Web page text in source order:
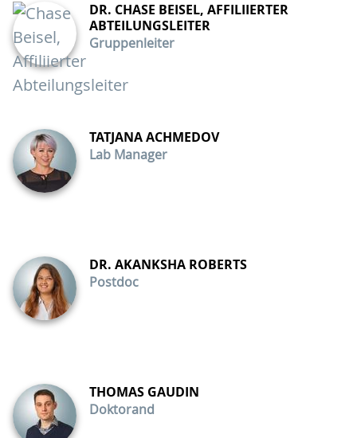
DR. CHASE BEISEL, AFFILIIERTER
ABTEILUNGSLEITER
Gruppenleiter
TATJANA ACHMEDOV
Lab Manager
DR. AKANKSHA ROBERTS
Postdoc
THOMAS GAUDIN
Doktorand